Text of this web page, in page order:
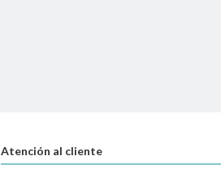
Atención al cliente